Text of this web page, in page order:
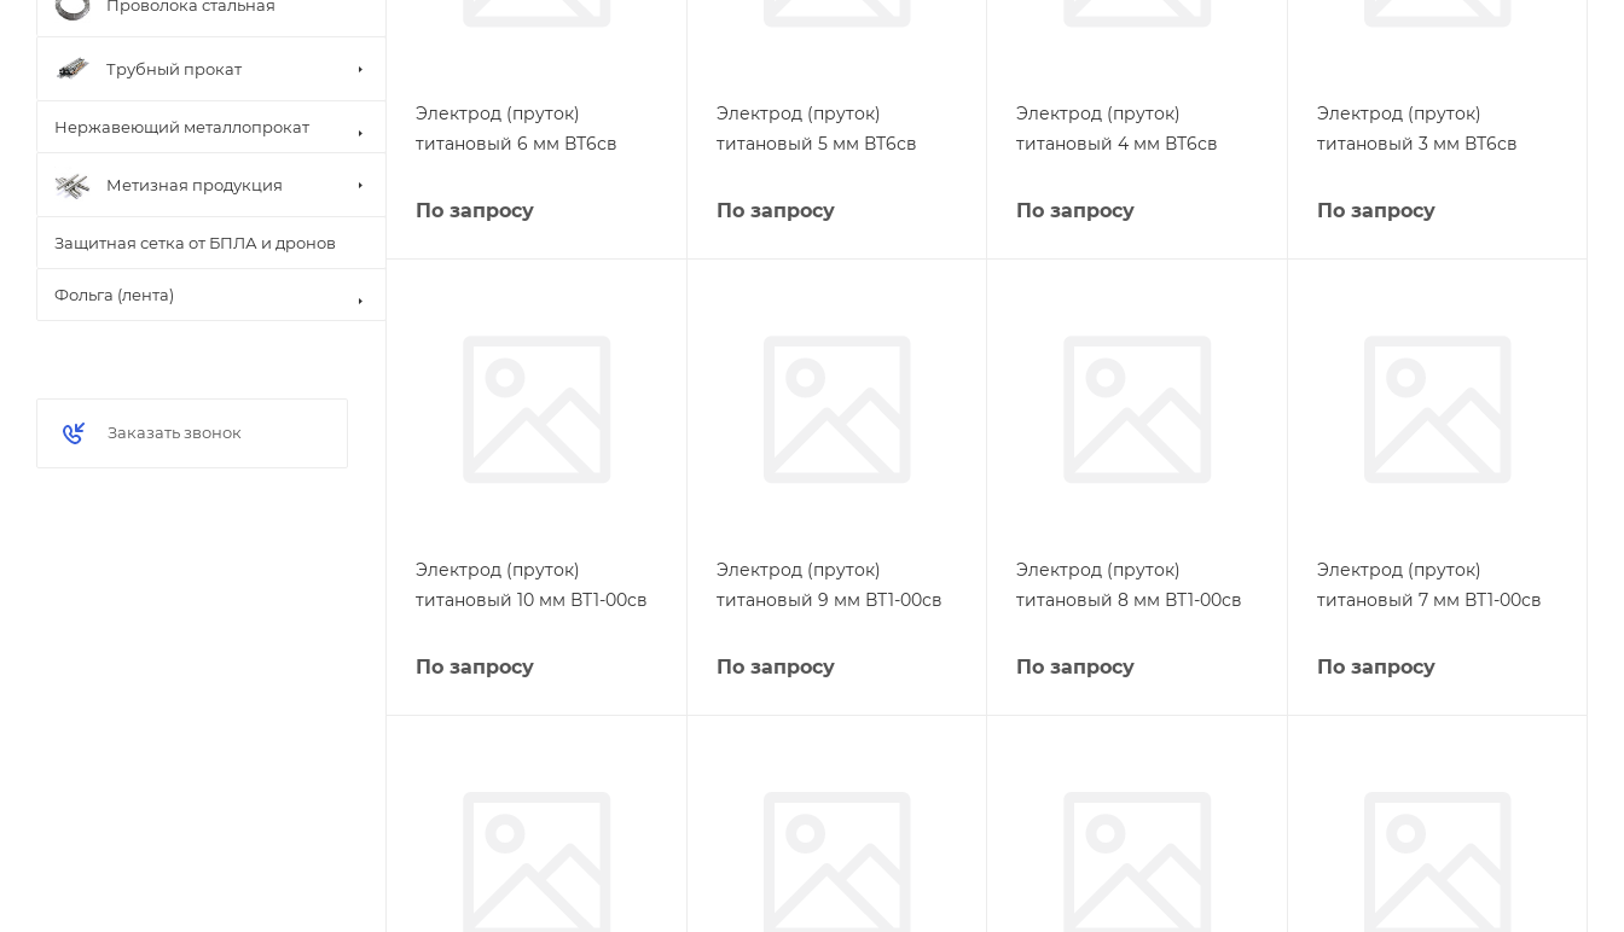
Электрод (пруток)
титановый 6 мм ВТ6св
По запросу
Электрод (пруток)
титановый 5 мм ВТ6св
По запросу
Электрод (пруток)
титановый 4 мм ВТ6св
По запросу
Электрод (пруток)
титановый 3 мм ВТ6св
По запросу
Электрод (пруток)
титановый 10 мм ВТ1-00св
По запросу
Электрод (пруток)
титановый 9 мм ВТ1-00св
По запросу
Электрод (пруток)
титановый 8 мм ВТ1-00св
По запросу
Электрод (пруток)
титановый 7 мм ВТ1-00св
По запросу
Проволока стальная
Трубный прокат
Нержавеющий металлопрокат
Метизная продукция
Защитная сетка от БПЛА и дронов
Фольга (лента)
Заказать звонок